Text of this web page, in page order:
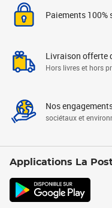
Paiements 100%
Livraison offerte
Hors livres et hors
Nos
sociétaux et
Applications La